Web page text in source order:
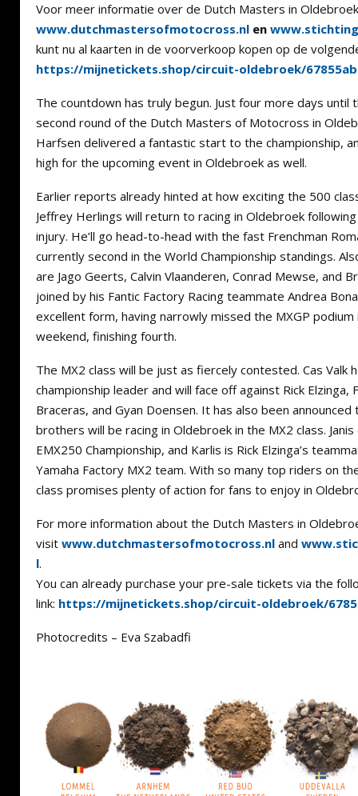
Voor meer informatie over de Dutch Masters in
www.dutchmastersofmotocross.nl en
kunt nu al kaarten in de voorverkoop kopen op de
https://mijnetickets.shop/circuit-oldebroek/
The countdown has truly begun. Just four more days
second round of the Dutch Masters of Motocross in
Harfsen delivered a fantastic start to the championship,
high for the upcoming event in Oldebroek as well.
Earlier reports already hinted at how exciting the 500
Jeffrey Herlings will return to racing in Oldebroek
injury. He’ll go head-to-head with the fast Frenchman
currently second in the World Championship standings.
are Jago Geerts, Calvin Vlaanderen, Conrad Mewse, and
joined by his Fantic Factory Racing teammate Andrea
excellent form, having narrowly missed the MXGP
weekend, finishing fourth.
The MX2 class will be just as fiercely contested. Cas Valk
championship leader and will face off against Rick Elzinga,
Braceras, and Gyan Doensen. It has also been
brothers will be racing in Oldebroek in the MX2 class.
EMX250 Championship, and Karlis is Rick Elzinga’s
Yamaha Factory MX2 team. With so many top riders on
class promises plenty of action for fans to enjoy in
For more information about the Dutch Masters in
visit www.dutchmastersofmotocross.nl and
l.
You can already purchase your pre-sale tickets via the
link: https://mijnetickets.shop/circuit-oldebroek/
Photocredits – Eva Szabadfi